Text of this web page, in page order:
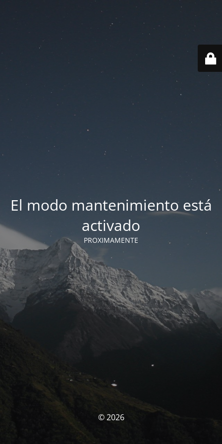
El modo mantenimiento está
activado
PROXIMAMENTE
© 2026